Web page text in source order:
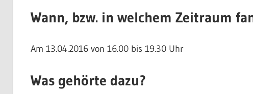
Wann, bzw. in welchem Zeitraum
Am 13.04.2016 von 16.00 bis 19.30 Uhr
Was gehörte dazu?